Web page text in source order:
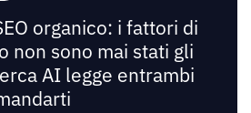
organico: i fattori di
non sono mai stati gli
AI legge entrambi